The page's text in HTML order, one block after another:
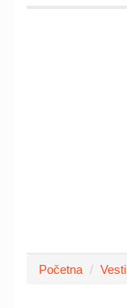
Početna Vesti